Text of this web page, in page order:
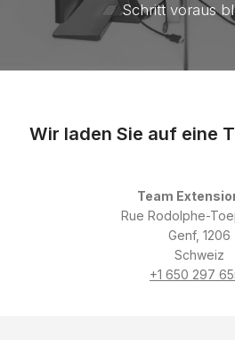
Schritt voraus
Wir laden Sie auf eine
Team
Rue Rodolphe-
Genf, 1206
Schweiz
+1 650 297